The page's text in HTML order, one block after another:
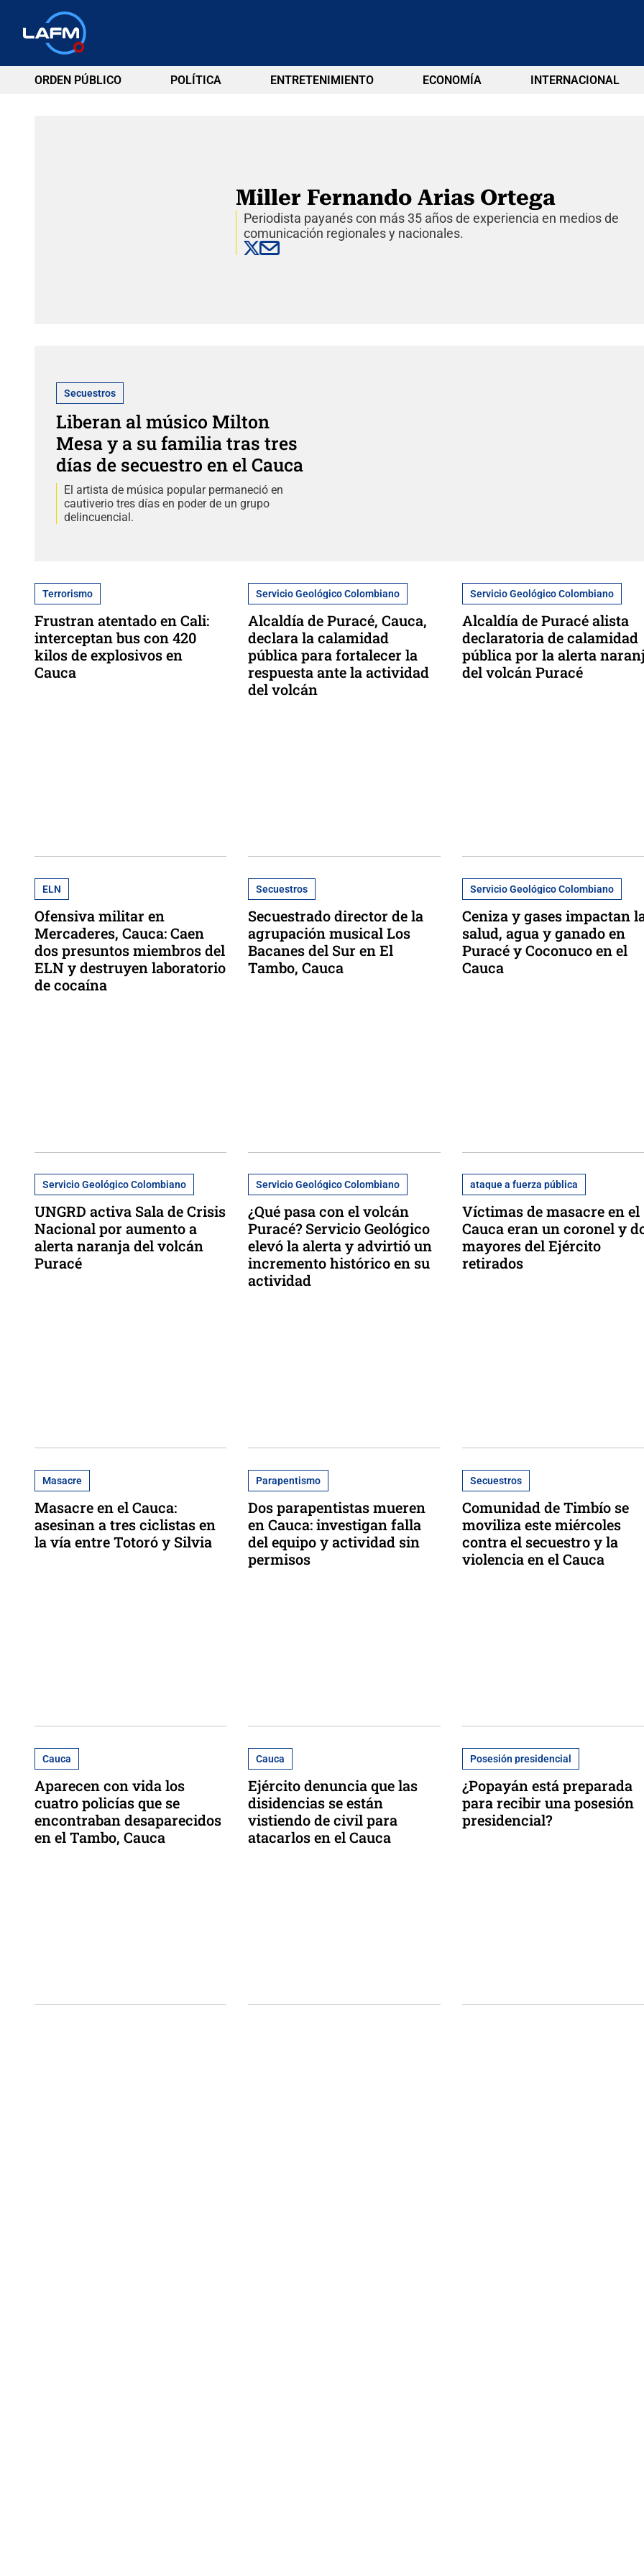
ORDEN PÚBLICO POLÍTICA ENTRETENIMIENTO ECONOMÍA INTERNACIONAL
Miller Fernando Arias Ortega
Periodista payanés con más 35 años de experiencia en medios de
comunicación regionales y nacionales.
Secuestros
Liberan al músico Milton
Mesa y a su familia tras tres
días de secuestro en el Cauca
El artista de música popular permaneció en
cautiverio tres días en poder de un grupo
delincuencial.
Terrorismo
Frustran atentado en Cali:
interceptan bus con 420
kilos de explosivos en
Cauca
Servicio Geológico Colombiano
Alcaldía de Puracé, Cauca,
declara la calamidad
pública para fortalecer la
respuesta ante la actividad
del volcán
Servicio Geológico Colombiano
Alcaldía de Puracé alista
declaratoria de calamidad
pública por la alerta
del volcán Puracé
ELN
Ofensiva militar en
Mercaderes, Cauca: Caen
dos presuntos miembros del
ELN y destruyen laboratorio
de cocaína
Secuestros
Secuestrado director de la
agrupación musical Los
Bacanes del Sur en El
Tambo, Cauca
Servicio Geológico Colombiano
Ceniza y gases impactan
salud, agua y ganado en
Puracé y Coconuco en el
Cauca
Servicio Geológico Colombiano
UNGRD activa Sala de Crisis
Nacional por aumento a
alerta naranja del volcán
Puracé
Servicio Geológico Colombiano
¿Qué pasa con el volcán
Puracé? Servicio Geológico
elevó la alerta y advirtió un
incremento histórico en su
actividad
ataque a fuerza pública
Víctimas de masacre en el
Cauca eran un coronel y
mayores del Ejército
retirados
Masacre
Masacre en el Cauca:
asesinan a tres ciclistas en
la vía entre Totoró y Silvia
Parapentismo
Dos parapentistas mueren
en Cauca: investigan falla
del equipo y actividad sin
permisos
Secuestros
Comunidad de Timbío se
moviliza este miércoles
contra el secuestro y la
violencia en el Cauca
Cauca
Aparecen con vida los
cuatro policías que se
encontraban desaparecidos
en el Tambo, Cauca
Cauca
Ejército denuncia que las
disidencias se están
vistiendo de civil para
atacarlos en el Cauca
Posesión presidencial
¿Popayán está preparada
para recibir una posesión
presidencial?